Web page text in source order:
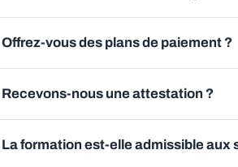
Offrez-vous des plans de paiement ?
Recevons-nous une attestation ?
La formation est-elle admissible aux